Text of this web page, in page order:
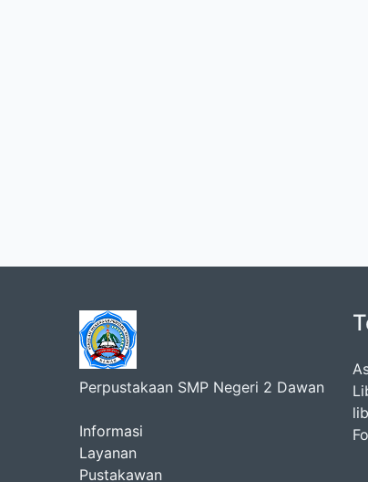
Perpustakaan SMP Negeri 2 Dawan
Informasi
Layanan
Pustakawan